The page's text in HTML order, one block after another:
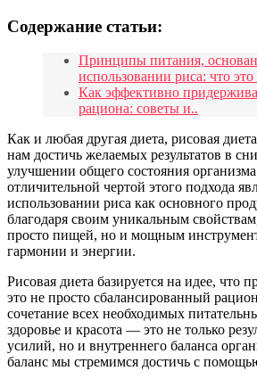
Содержание статьи:
Принципы питания,
использовании риса: что это
Как эффективно
рациона: советы и..
Как и любая другая диета, рисовая
нам достичь желаемых результатов в
улучшении общего состояния
отличительной чертой этого подхода
использовании риса как основного
благодаря своим уникальным
просто пищей, но и мощным
гармонии и энергии.
Рисовая диета базируется на идее, что
это не просто сбалансированный
сочетание всех необходимых
здоровье и красота — это не только
усилий, но и внутреннего баланса
баланс мы стремимся достичь с